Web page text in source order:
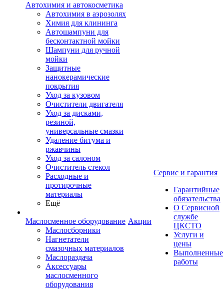
Автохимия и автокосметика
Автохимия в аэрозолях
Химия для клининга
Автошампуни для
бесконтактной мойки
Шампуни для ручной
мойки
Защитные
нанокерамические
покрытия
Уход за кузовом
Очистители двигателя
Уход за дисками,
резиной,
универсальные смазки
Удаление битума и
ржавчины
Уход за салоном
Очиститель стекол
Расходные и
протирочные
материалы
Ещё
Маслосменное оборудование
Маслосборники
Нагнетатели
смазочных материалов
Маслораздача
Аксессуары
маслосменного
оборудования
Акции
Сервис и гарантия
Гарантийные
обязательства
О Сервисной
службе
ЦКСТО
Услуги и
цены
Выполненные
работы